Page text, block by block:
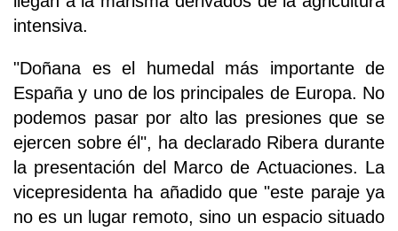
intensiva.
"Doñana es el humedal más importante de
España y uno de los principales de Europa. No
podemos pasar por alto las presiones que se
ejercen sobre él", ha declarado Ribera durante
la presentación del Marco de Actuaciones. La
vicepresidenta ha añadido que "este paraje ya
no es un lugar remoto, sino un espacio situado